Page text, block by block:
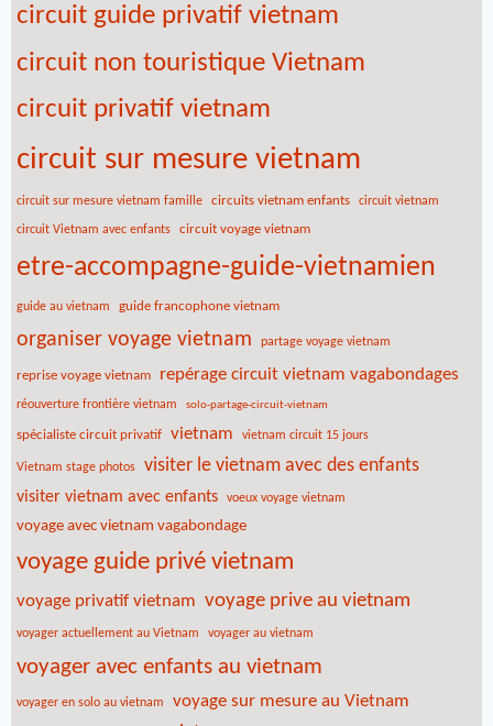
circuit guide privatif vietnam
circuit non touristique Vietnam
circuit privatif vietnam
circuit sur mesure vietnam
circuit sur mesure vietnam famille circuits vietnam enfants circuit vietnam
circuit Vietnam avec enfants circuit voyage vietnam
etre-accompagne-guide-vietnamien
guide au vietnam guide francophone vietnam
organiser voyage vietnam partage voyage vietnam
reprise voyage vietnam repérage circuit vietnam vagabondages
réouverture frontière vietnam solo-partage-circuit-vietnam
spécialiste circuit privatif vietnam vietnam circuit 15 jours
Vietnam stage photos visiter le vietnam avec des enfants
visiter vietnam avec enfants voeux voyage vietnam
voyage avec vietnam vagabondage
voyage guide privé vietnam
voyage privatif vietnam voyage prive au vietnam
voyager actuellement au Vietnam voyager au vietnam
voyager avec enfants au vietnam
voyager en solo au vietnam voyage sur mesure au Vietnam